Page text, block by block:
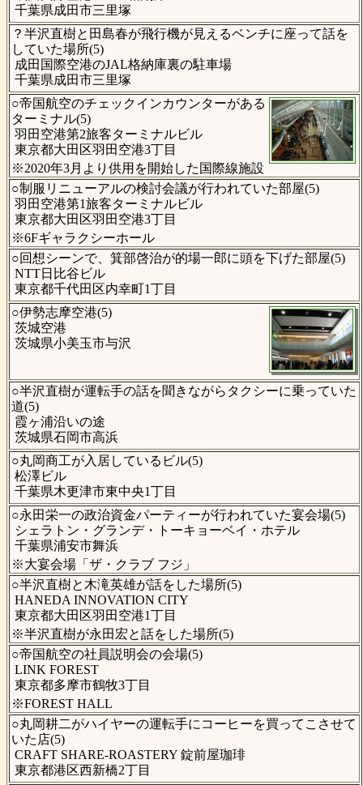
千葉県成田市三里塚
？半沢直樹と田島春が飛行機が見えるベンチに座って話を
していた場所(5)
成田国際空港のJAL格納庫裏の駐車場
千葉県成田市三里塚
○帝国航空のチェックインカウンターがある
ターミナル(5)
羽田空港第2旅客ターミナルビル
東京都大田区羽田空港3丁目
※2020年3月より供用を開始した国際線施設
○制服リニューアルの検討会議が行われていた部屋(5)
羽田空港第1旅客ターミナルビル
東京都大田区羽田空港3丁目
※6Fギャラクシーホール
○回想シーンで、箕部啓治が的場一郎に頭を下げた部屋(5)
NTT日比谷ビル
東京都千代田区内幸町1丁目
○伊勢志摩空港(5)
茨城空港
茨城県小美玉市与沢
○半沢直樹が運転手の話を聞きながらタクシーに乗っていた
道(5)
霞ヶ浦沿いの途
茨城県石岡市高浜
○丸岡商工が入居しているビル(5)
松澤ビル
千葉県木更津市東中央1丁目
○永田栄一の政治資金パーティーが行われていた宴会場(5)
シェラトン・グランデ・トーキョーベイ・ホテル
千葉県浦安市舞浜
※大宴会場「ザ・クラブ フジ」
○半沢直樹と木滝英雄が話をした場所(5)
HANEDA INNOVATION CITY
東京都大田区羽田空港1丁目
※半沢直樹が永田宏と話をした場所(5)
○帝国航空の社員説明会の会場(5)
LINK FOREST
東京都多摩市鶴牧3丁目
※FOREST HALL
○丸岡耕二がハイヤーの運転手にコーヒーを買ってこさせて
いた店(5)
CRAFT SHARE-ROASTERY 錠前屋珈琲
東京都港区西新橋2丁目